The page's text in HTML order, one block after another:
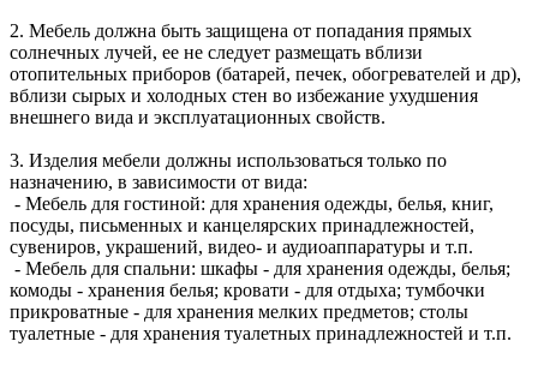
2. Мебель должна быть защищена от попадания прямых
солнечных лучей, ее не следует размещать вблизи
отопительных приборов (батарей, печек, обогревателей и др),
вблизи сырых и холодных стен во избежание ухудшения
внешнего вида и эксплуатационных свойств.
3. Изделия мебели должны использоваться только по
назначению, в зависимости от вида:
- Мебель для гостиной: для хранения одежды, белья, книг,
посуды, письменных и канцелярских принадлежностей,
сувениров, украшений, видео- и аудиоаппаратуры и т.п.
- Мебель для спальни: шкафы - для хранения одежды, белья;
комоды - хранения белья; кровати - для отдыха; тумбочки
прикроватные - для хранения мелких предметов; столы
туалетные - для хранения туалетных принадлежностей и т.п.